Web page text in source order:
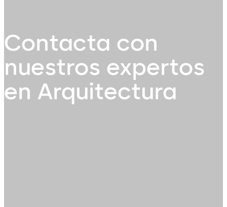
Contacta con
nuestros expertos
en Arquitectura